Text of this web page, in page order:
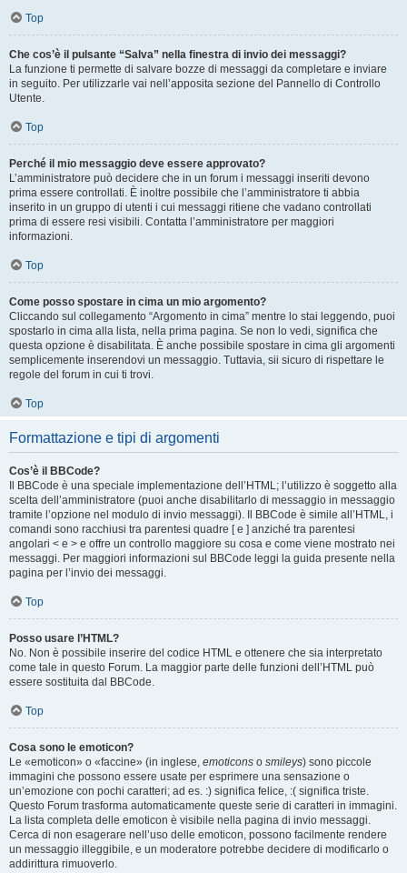
Top
Che cos’è il pulsante “Salva” nella finestra di invio dei messaggi?
La funzione ti permette di salvare bozze di messaggi da completare e inviare
in seguito. Per utilizzarle vai nell’apposita sezione del Pannello di Controllo
Utente.
Top
Perché il mio messaggio deve essere approvato?
L’amministratore può decidere che in un forum i messaggi inseriti devono
prima essere controllati. È inoltre possibile che l’amministratore ti abbia
inserito in un gruppo di utenti i cui messaggi ritiene che vadano controllati
prima di essere resi visibili. Contatta l’amministratore per maggiori
informazioni.
Top
Come posso spostare in cima un mio argomento?
Cliccando sul collegamento “Argomento in cima” mentre lo stai leggendo, puoi
spostarlo in cima alla lista, nella prima pagina. Se non lo vedi, significa che
questa opzione è disabilitata. È anche possibile spostare in cima gli argomenti
semplicemente inserendovi un messaggio. Tuttavia, sii sicuro di rispettare le
regole del forum in cui ti trovi.
Top
Formattazione e tipi di argomenti
Cos’è il BBCode?
Il BBCode è una speciale implementazione dell’HTML; l’utilizzo è soggetto alla
scelta dell’amministratore (puoi anche disabilitarlo di messaggio in messaggio
tramite l’opzione nel modulo di invio messaggi). Il BBCode è simile all’HTML, i
comandi sono racchiusi tra parentesi quadre [ e ] anziché tra parentesi
angolari < e > e offre un controllo maggiore su cosa e come viene mostrato nei
messaggi. Per maggiori informazioni sul BBCode leggi la guida presente nella
pagina per l’invio dei messaggi.
Top
Posso usare l’HTML?
No. Non è possibile inserire del codice HTML e ottenere che sia interpretato
come tale in questo Forum. La maggior parte delle funzioni dell’HTML può
essere sostituita dal BBCode.
Top
Cosa sono le emoticon?
Le «emoticon» o «faccine» (in inglese, emoticons o smileys) sono piccole
immagini che possono essere usate per esprimere una sensazione o
un’emozione con pochi caratteri; ad es. :) significa felice, :( significa triste.
Questo Forum trasforma automaticamente queste serie di caratteri in immagini.
La lista completa delle emoticon è visibile nella pagina di invio messaggi.
Cerca di non esagerare nell’uso delle emoticon, possono facilmente rendere
un messaggio illeggibile, e un moderatore potrebbe decidere di modificarlo o
addirittura rimuoverlo.